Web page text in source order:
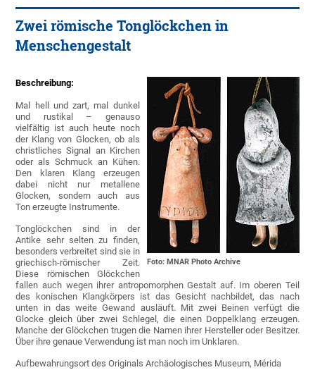
Zwei römische Tonglöckchen in
Menschengestalt
Foto: MNAR Photo Archive
Beschreibung:
Mal hell und zart, mal dunkel
und rustikal – genauso
vielfältig ist auch heute noch
der Klang von Glocken, ob als
christliches Signal an Kirchen
oder als Schmuck an Kühen.
Den klaren Klang erzeugen
dabei nicht nur metallene
Glocken, sondern auch aus
Ton erzeugte Instrumente.
Tonglöckchen sind in der
Antike sehr selten zu finden,
besonders verbreitet sind sie in
griechisch-römischer Zeit.
Diese römischen Glöckchen
fallen auch wegen ihrer antropomorphen Gestalt auf. Im oberen Teil
des konischen Klangkörpers ist das Gesicht nachbildet, das nach
unten in das weite Gewand ausläuft. Mit zwei Beinen verfügt die
Glocke gleich über zwei Schlegel, die einen Doppelklang erzeugen.
Manche der Glöckchen trugen die Namen ihrer Hersteller oder Besitzer.
Über ihre genaue Verwendung ist man noch im Unklaren.
Aufbewahrungsort des Originals Archäologisches Museum, Mérida